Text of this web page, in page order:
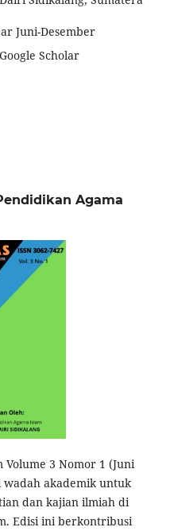
Juni-Desember
Scholar
Agama
3 Nomor 1 (Juni
wadah akademik untuk
dan kajian ilmiah di
Edisi ini berkontribusi